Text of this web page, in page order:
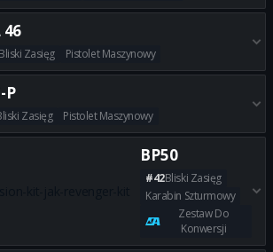
Zdobądź wszystkie najlepsze
46
Zasięg Pistolet Maszynowy
Zdobądź wszystkie najlepsze
P
Zasięg Pistolet Maszynowy
Zdobądź wszystkie najlepsze
BP50
#42Bliski Zasięg
Karabin Szturmowy
Zestaw Do
Konwersji